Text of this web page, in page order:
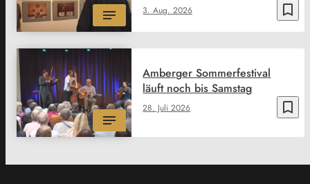
bookmark_border
3. Aug. 2026
bookmark_border
28. Juli 2026
Amberger Sommerfestival
läuft noch bis Samstag